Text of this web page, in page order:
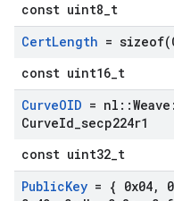
const uint8_t
CertLength = sizeof(
const uint16_t
CurveOID = nl ::Weave
CurveId secp224r1
const uint32_t
PublicKey = { 0x04,